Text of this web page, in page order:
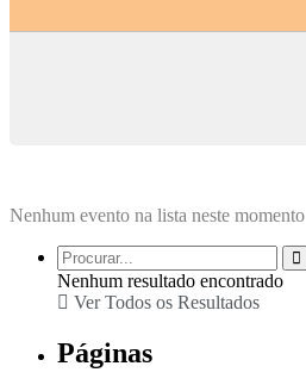
Nenhum evento na lista neste momento
Nenhum resultado encontrado
Ver Todos os Resultados
Páginas